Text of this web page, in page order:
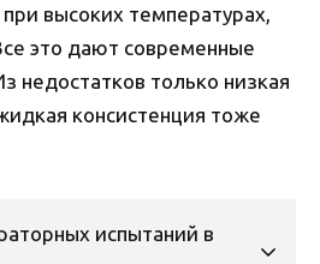
высоких температурах,
это дают современные
недостатков только низкая
консистенция тоже
испытаний в